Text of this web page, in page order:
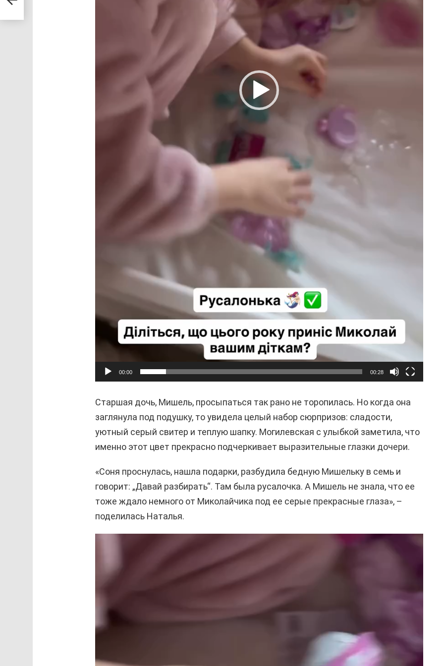
00:00 00:28
Старшая дочь, Мишель, просыпаться так рано не торопилась. Но когда она
заглянула под подушку, то увидела целый набор сюрпризов: сладости,
уютный серый свитер и теплую шапку. Могилевская с улыбкой заметила, что
именно этот цвет прекрасно подчеркивает выразительные глазки дочери.
«Соня проснулась, нашла подарки, разбудила бедную Мишельку в семь и
говорит: „Давай разбирать“. Там была русалочка. А Мишель не знала, что ее
тоже ждало немного от Миколайчика под ее серые прекрасные глаза», –
поделилась Наталья.
л
е